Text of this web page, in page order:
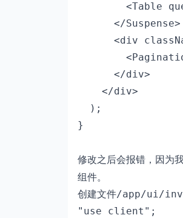
<Table
</Suspense>
<div
<Pagination
</div>
</div>
);
修改之后会报错，因为
组件。
创建文件/app/ui/
"use client";